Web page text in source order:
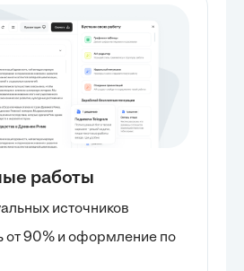
работы
источников
от 90% и оформление по